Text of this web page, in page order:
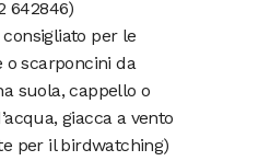
642846)
per le
o scarponcini da
suola, cappello o
giacca a vento
per il birdwatching)